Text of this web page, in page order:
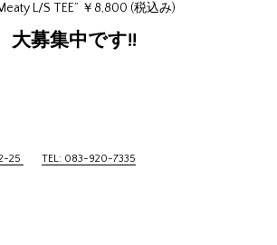
L/S TEE” ￥8,800 (税込み)
大募集中です!!
25 TEL: 083-920-7335